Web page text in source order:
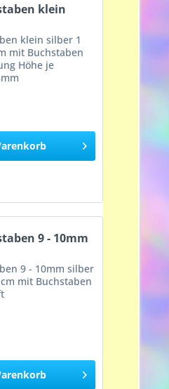
klein
klein silber 1
mit Buchstaben
Höhe je
9 - 10mm
9 - 10mm silber
mit Buchstaben